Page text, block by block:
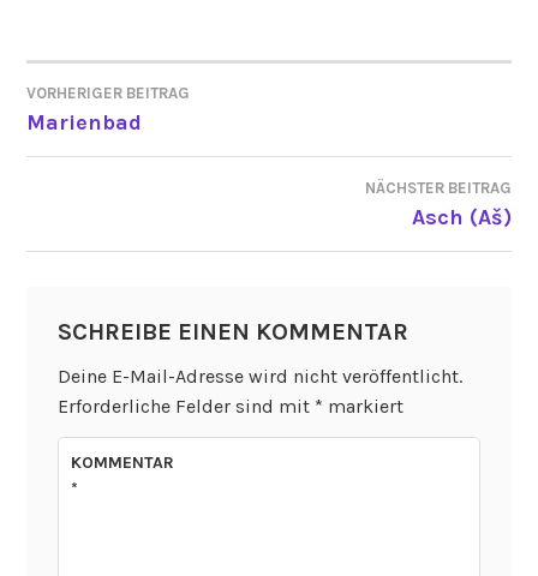
BEITRAGSNAVIGATION
VORHERIGER BEITRAG
Marienbad
NÄCHSTER BEITRAG
Asch (Aš)
SCHREIBE EINEN KOMMENTAR
Deine E-Mail-Adresse wird nicht veröffentlicht.
Erforderliche Felder sind mit * markiert
KOMMENTAR
*